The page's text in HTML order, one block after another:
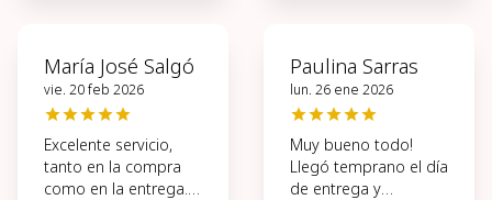
María José Salgó
vie. 20 feb 2026
Excelente servicio,
tanto en la compra
como en la entrega.
Paulina Sarras
lun. 26 ene 2026
Muy bueno todo!
Llegó temprano el día
de entrega y